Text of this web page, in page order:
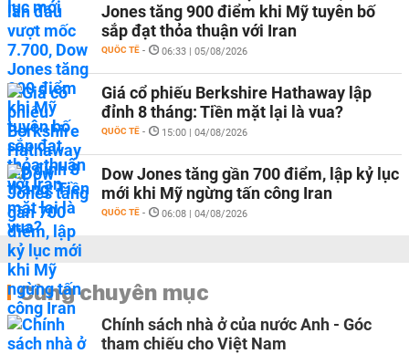
Jones tăng 900 điểm khi Mỹ tuyên bố
sắp đạt thỏa thuận với Iran
QUỐC TẾ - 06:33 | 05/08/2026
Giá cổ phiếu Berkshire Hathaway lập
đỉnh 8 tháng: Tiền mặt lại là vua?
QUỐC TẾ - 15:00 | 04/08/2026
Dow Jones tăng gần 700 điểm, lập kỷ lục
mới khi Mỹ ngừng tấn công Iran
QUỐC TẾ - 06:08 | 04/08/2026
Cùng chuyên mục
Chính sách nhà ở của nước Anh - Góc
tham chiếu cho Việt Nam